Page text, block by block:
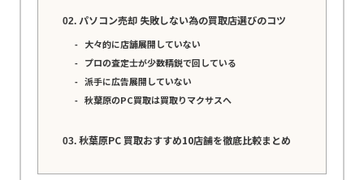
パソコン売却 失敗しない為の買取店選びのコツ
大々的に店舗展開していない
プロの査定士が少数精鋭で回している
派手に広告展開していない
秋葉原のPC買取は買取りマクサスへ
秋葉原PC 買取おすすめ10店舗を徹底比較まとめ